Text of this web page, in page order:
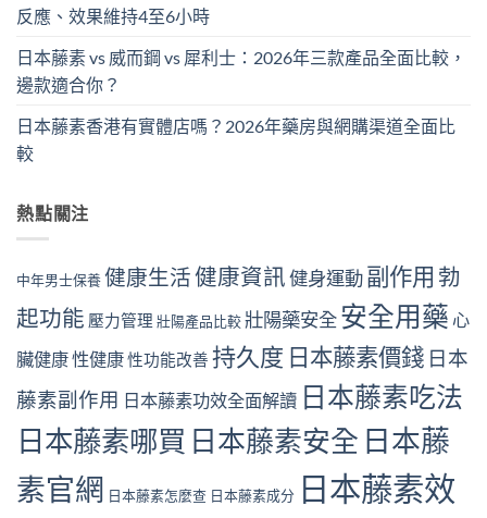
反應、效果維持4至6小時
日本藤素 vs 威而鋼 vs 犀利士：2026年三款產品全面比較，
邊款適合你？
日本藤素香港有實體店嗎？2026年藥房與網購渠道全面比
較
熱點關注
中年男士保養健康生活健康資訊健身運動副作用 勃
起功能 壓力管理 壯陽產品比較壯陽藥安全安全用藥 心
臟健康性健康性功能改善 持久度 日本藤素價錢 日本
藤素副作用 日本藤素功效全面解讀 日本藤素吃法
日本藤素哪買 日本藤素安全 日本藤
素官網 日本藤素怎麼查 日本藤素成分 日本藤素效